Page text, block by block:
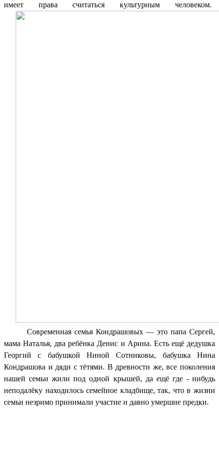
имеет права считаться культурным человеком.
Современная семья Кондрашовых — это папа Сергей,
мама Наталья, два ребёнка Денис и Арина. Есть ещё дедушка
Георгий с бабушкой Ниной Сотниковы, бабушка Нина
Кондрашова и дяди с тётями. В древности же, все поколения
нашей семьи жили под одной крышей, да ещё где - нибудь
неподалёку находилось семейное кладбище, так, что в жизни
семьи незримо принимали участие и давно умершие предки.